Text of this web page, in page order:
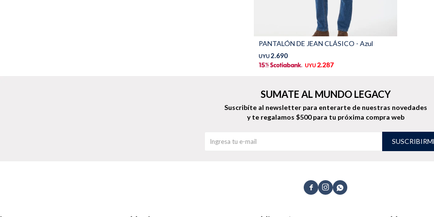
PANTALÓN DE JEAN CLÁSICO - Azul
UYU 2.690
UYU 2.287
  
SUMATE AL MUNDO LEGACY
Suscribíte al newsletter para enterarte de nuestras novedades
y te regalamos $500 para tu próxima compra web